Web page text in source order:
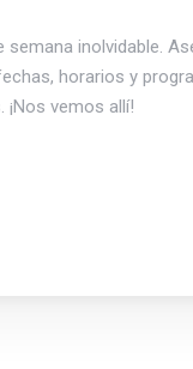
inolvidable.
horarios y
vemos allí!